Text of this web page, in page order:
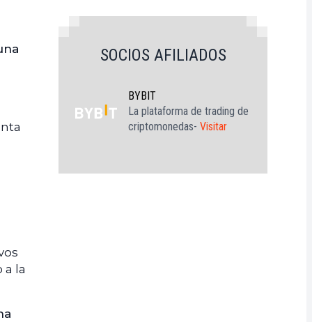
la
SOCIOS AFILIADOS
BYBIT
La plataforma de trading de
criptomonedas- Visitar